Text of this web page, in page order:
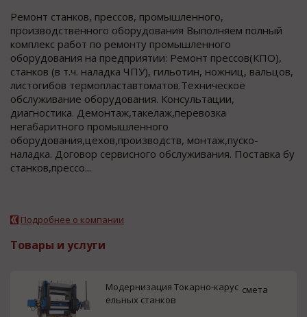
Ремонт станков, прессов, промышленного,
производственного оборудования Выполняем полный
комплекс работ по ремонту промышленного
оборудования на предприятии: Ремонт прессов(КПО),
станков (в т.ч. наладка ЧПУ), гильотин, ножниц, вальцов,
листогибов термопластавтоматов.Техническое
обслуживание оборудования. Консультации,
диагностика. Демонтаж,такелаж,перевозка
негабаритного промышленного
оборудования,цехов,производств, монтаж,пуско-
наладка. Договор сервисного обслуживания. Поставка бу
станков,прессо...
Подробнее о компании
Товары и услуги
Модернизация Токарно-карус
ельных станков
смета